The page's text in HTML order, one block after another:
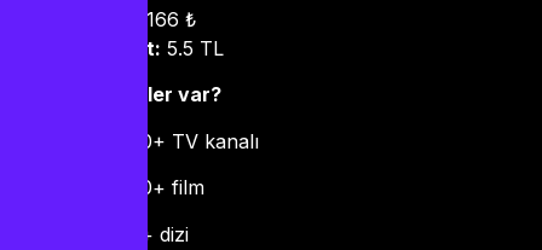
166 ₺
Günlük maliyet: 5.5 TL
Bu pakette neler var?
20.000+ TV kanalı
50.000+ film
5.000+ dizi